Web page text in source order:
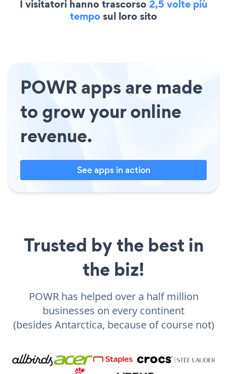
I visitatori hanno trascorso2,5 volte più
temposul loro sito
POWR apps are made
to grow your online
revenue.
See apps in action
Trusted by the best in
the biz!
POWR has helped over a half million
businesses on every continent
(besides Antarctica, because of course not)